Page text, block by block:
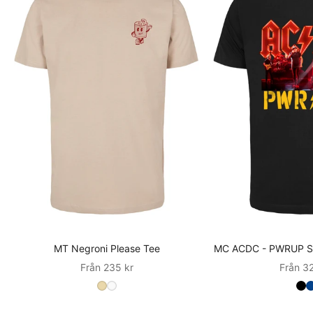
MT Negroni Please Tee
Sale
Från 235 kr
MC ACDC - PWRUP
Sale
Från